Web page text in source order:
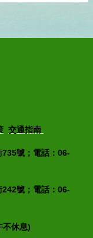
交通指南
號；電話：06-
號；電話：06-
不休息)